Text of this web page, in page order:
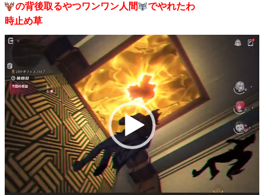
の背後取るやつワンワン人間
でやれたわ
時止め草
動
プ
レ
ー
ヤ
ー